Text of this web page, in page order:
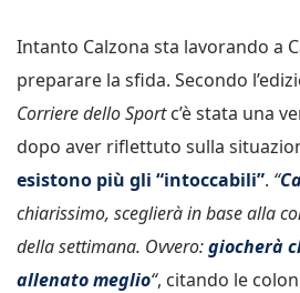
Intanto Calzona sta lavorando a
preparare la sfida. Secondo
Corriere dello Sportc’è stata una
dopo aver riflettuto sulla
esistono più gli “intoccabili”. “
chiarissimo, sceglierà in base alla
della settimana. Ovvero:giocherà
allenato meglio“, citando le